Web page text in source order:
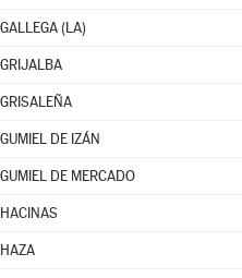
GALLEGA (LA)
GRIJALBA
GRISALEÑA
GUMIEL DE IZÁN
GUMIEL DE MERCADO
HACINAS
HAZA